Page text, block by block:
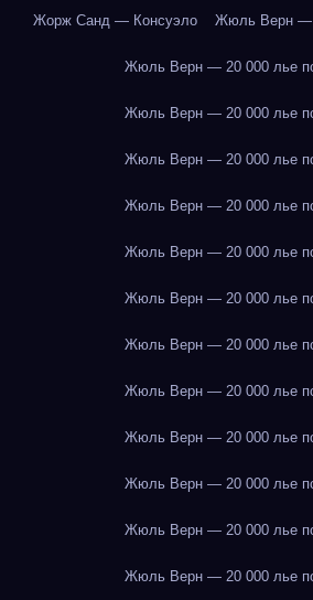
Жорж Санд — Консуэло Жюль Верн —
Жюль Верн — 20 000 лье
Жюль Верн — 20 000 лье
Жюль Верн — 20 000 лье
Жюль Верн — 20 000 лье
Жюль Верн — 20 000 лье
Жюль Верн — 20 000 лье
Жюль Верн — 20 000 лье
Жюль Верн — 20 000 лье
Жюль Верн — 20 000 лье
Жюль Верн — 20 000 лье
Жюль Верн — 20 000 лье
Жюль Верн — 20 000 лье